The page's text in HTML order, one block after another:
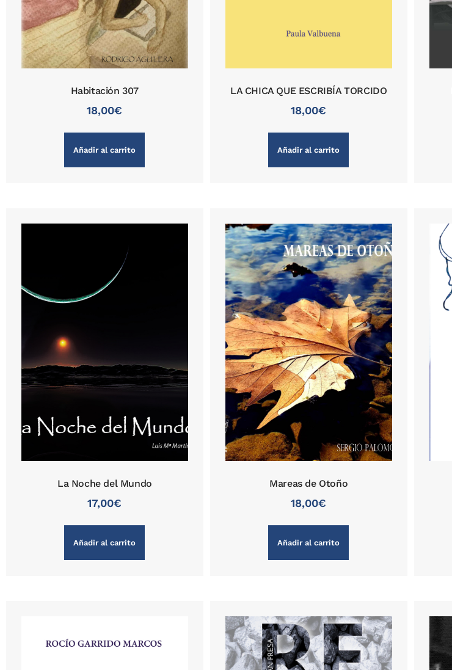
Habitación 307
18,00€
Añadir al carrito
LA CHICA QUE ESCRIBÍA TORCIDO
18,00€
Añadir al carrito
La Noche del Mundo
17,00€
Añadir al carrito
Mareas de Otoño
18,00€
Añadir al carrito